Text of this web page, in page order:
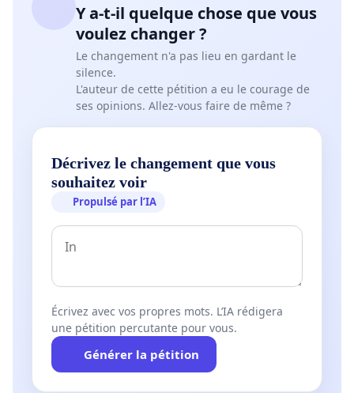
Y a-t-il quelque chose que vous
voulez changer ?
Le changement n'a pas lieu en gardant le
silence.
L'auteur de cette pétition a eu le courage de
ses opinions. Allez-vous faire de même ?
Décrivez le changement que vous
souhaitez voir
Propulsé par l’IA
Écrivez avec vos propres mots. L’IA rédigera
une pétition percutante pour vous.
Générer la pétition